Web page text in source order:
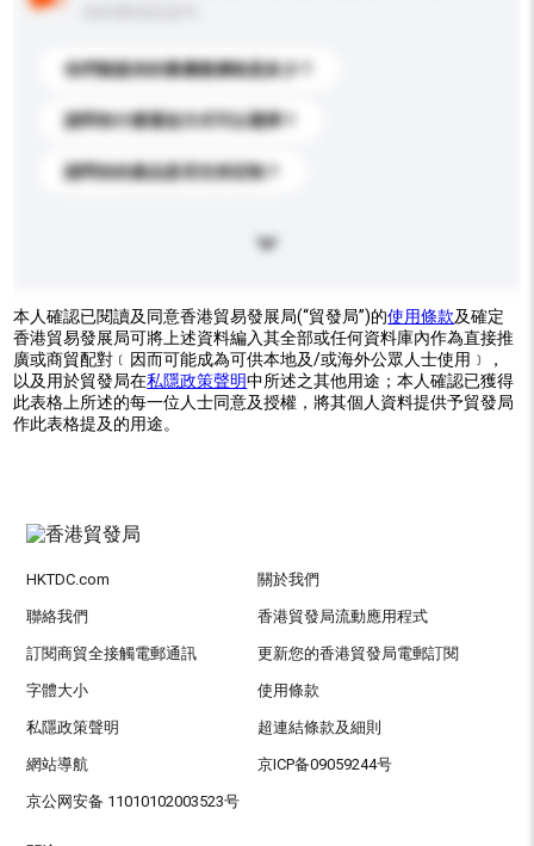
你們能提供的最優惠價格是多少？
請問有什麼運送方式可以選擇？
請問你的產品是否支持定制？
本人確認已閱讀及同意香港貿易發展局(“貿發局”)的使用條款及確定
香港貿易發展局可將上述資料編入其全部或任何資料庫內作為直接推
廣或商貿配對﹝因而可能成為可供本地及/或海外公眾人士使用﹞，
以及用於貿發局在私隱政策聲明中所述之其他用途；本人確認已獲得
此表格上所述的每一位人士同意及授權，將其個人資料提供予貿發局
作此表格提及的用途。
HKTDC.com 關於我們
聯絡我們 香港貿發局流動應用程式
訂閱商貿全接觸電郵通訊 更新您的香港貿發局電郵訂閱
字體大小 使用條款
私隱政策聲明 超連結條款及細則
網站導航 京ICP备09059244号
京公网安备 11010102003523号